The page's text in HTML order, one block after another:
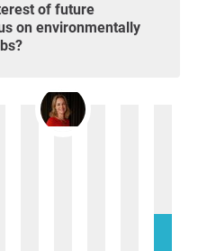
on environmentally